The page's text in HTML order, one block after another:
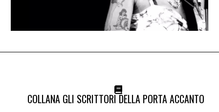
COLLANA GLI SCRITTORI DELLA PORTA ACCANTO